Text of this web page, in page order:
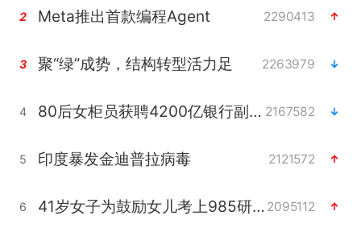
2 Meta推出首款编程Agent 2290413
3 聚“绿”成势，结构转型活力足 2263979
4 80后女柜员获聘4200亿银行副行长 2167582
5 印度暴发金迪普拉病毒 2121572
6 41岁女子为鼓励女儿考上985研究生 2095112